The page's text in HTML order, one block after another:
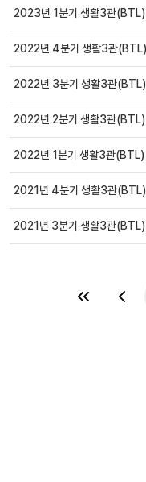
일반
2023년 1분기 생활3관(BTL)
일반
2022년 4분기 생활3관(BTL)
일반
2022년 3분기 생활3관(BTL)
일반
2022년 2분기 생활3관(BTL)
일반
2022년 1분기 생활3관(BTL)
일반
2021년 4분기 생활3관(BTL)
일반
2021년 3분기 생활3관(BTL)